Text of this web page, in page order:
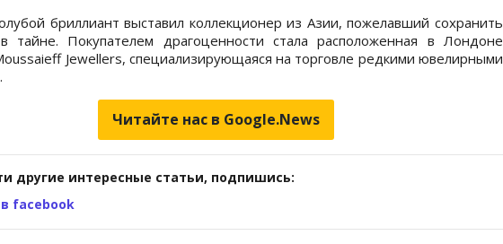
бриллиант выставил коллекционер из Азии, пожелавший сохранить
тайне. Покупателем драгоценности стала расположенная в Лондоне
Jewellers, специализирующаяся на торговле редкими ювелирными
Читайте нас в Google.News
другие интересные статьи, подпишись:
facebook